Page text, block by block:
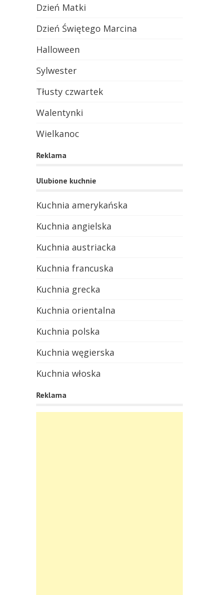
Dzień Matki
Dzień Świętego Marcina
Halloween
Sylwester
Tłusty czwartek
Walentynki
Wielkanoc
Reklama
Ulubione kuchnie
Kuchnia amerykańska
Kuchnia angielska
Kuchnia austriacka
Kuchnia francuska
Kuchnia grecka
Kuchnia orientalna
Kuchnia polska
Kuchnia węgierska
Kuchnia włoska
Reklama